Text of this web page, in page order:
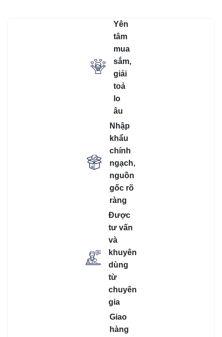
Yên
tâm
mua
sắm,
giải
toả
lo
âu
Nhập
khẩu
chính
ngạch,
nguồn
gốc rõ
ràng
Được
tư vấn
và
khuyên
dùng
từ
chuyên
gia
Giao
hàng